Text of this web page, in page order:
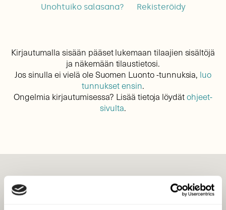
Unohtuiko salasana? Rekisteröidy
Kirjautumalla sisään pääset lukemaan tilaajien sisältöjä
ja näkemään tilaustietosi.
Jos sinulla ei vielä ole Suomen Luonto -tunnuksia, luo
tunnukset ensin.
Ongelmia kirjautumisessa? Lisää tietoja löydätohjeet-
sivulta.